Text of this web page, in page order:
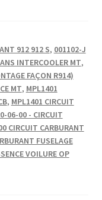
912 912 S, 001102-J
INTERCOOLER MT,
FAÇON R914)
MT, MPL1401
, MPL1401 CIRCUIT
06-00 - CIRCUIT
CIRCUIT CARBURANT
FUSELAGE
VOILURE OP